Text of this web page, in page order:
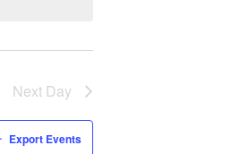
Next Day
Export Events